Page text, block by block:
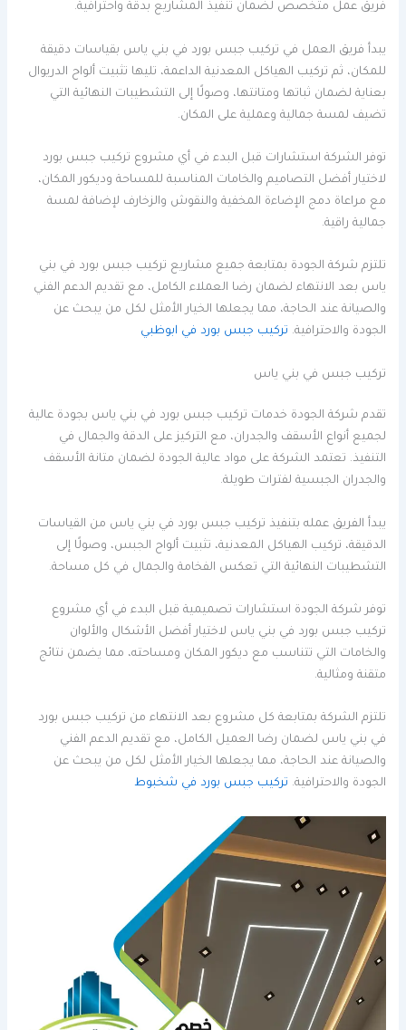
فريق عمل متخصص لضمان تنفيذ المشاريع بدقة واحترافية.
يبدأ فريق العمل في تركيب جبس بورد في بني ياس بقياسات دقيقة
للمكان، ثم تركيب الهياكل المعدنية الداعمة، تليها تثبيت ألواح الدريوال
بعناية لضمان ثباتها ومتانتها، وصولًا إلى التشطيبات النهائية التي
تضيف لمسة جمالية وعملية على المكان.
توفر الشركة استشارات قبل البدء في أي مشروع تركيب جبس بورد
لاختيار أفضل التصاميم والخامات المناسبة للمساحة وديكور المكان،
مع مراعاة دمج الإضاءة المخفية والنقوش والزخارف لإضافة لمسة
جمالية راقية.
تلتزم شركة الجودة بمتابعة جميع مشاريع تركيب جبس بورد في بني
ياس بعد الانتهاء لضمان رضا العملاء الكامل، مع تقديم الدعم الفني
والصيانة عند الحاجة، مما يجعلها الخيار الأمثل لكل من يبحث عن
الجودة والاحترافية. تركيب جبس بورد في ابوظبي
تركيب جبس في بني ياس
تقدم شركة الجودة خدمات تركيب جبس بورد في بني ياس بجودة عالية
لجميع أنواع الأسقف والجدران، مع التركيز على الدقة والجمال في
التنفيذ. تعتمد الشركة على مواد عالية الجودة لضمان متانة الأسقف
والجدران الجبسية لفترات طويلة.
يبدأ الفريق عمله بتنفيذ تركيب جبس بورد في بني ياس من القياسات
الدقيقة، تركيب الهياكل المعدنية، تثبيت ألواح الجبس، وصولًا إلى
التشطيبات النهائية التي تعكس الفخامة والجمال في كل مساحة.
توفر شركة الجودة استشارات تصميمية قبل البدء في أي مشروع
تركيب جبس بورد في بني ياس لاختيار أفضل الأشكال والألوان
والخامات التي تتناسب مع ديكور المكان ومساحته، مما يضمن نتائج
متقنة ومثالية.
تلتزم الشركة بمتابعة كل مشروع بعد الانتهاء من تركيب جبس بورد
في بني ياس لضمان رضا العميل الكامل، مع تقديم الدعم الفني
والصيانة عند الحاجة، مما يجعلها الخيار الأمثل لكل من يبحث عن
الجودة والاحترافية. تركيب جبس بورد في شخبوط